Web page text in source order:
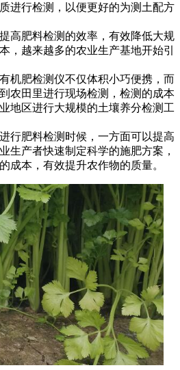
进行检测，以便更好的为测土配方
肥料检测的效率，有效降低大规
，越来越多的农业生产基地开始引
肥检测仪不仅体积小巧便携，而
农田里进行现场检测，检测的成本
地区进行大规模的土壤养分检测工
肥料检测时候，一方面可以提高
生产者快速制定科学的施肥方案，
成本，有效提升农作物的质量。